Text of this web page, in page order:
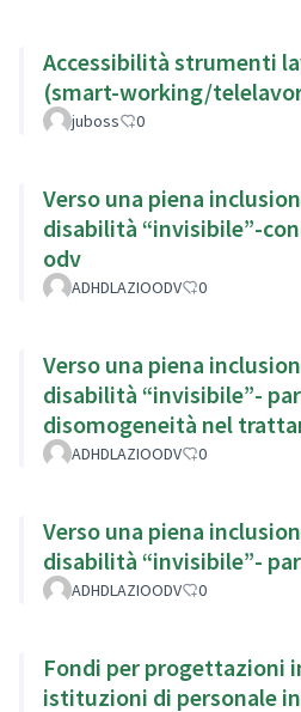
Accessibilità strumenti
(smart-working/
juboss 0
Verso una piena
disabilità “invisibile”-
odv
ADHDLAZIOODV 0
Verso una piena
disabilità “invisibile”-
disomogeneità nel
caricoADHDLAZIOODV 0
Verso una piena
disabilità “invisibile”-
ADHDLAZIOODV 0
Fondi per progettazioni
istituzioni di personale